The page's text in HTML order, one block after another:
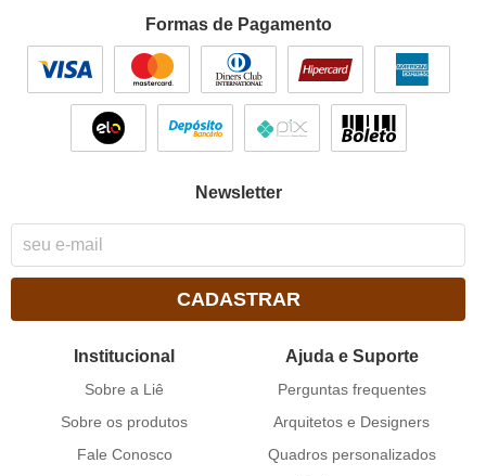
Formas de Pagamento
Newsletter
CADASTRAR
Institucional
Sobre a Liê
Sobre os produtos
Fale Conosco
Ajuda e Suporte
Perguntas frequentes
Arquitetos e Designers
Quadros personalizados